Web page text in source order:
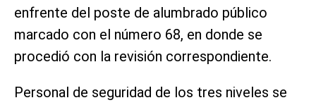
enfrente del poste de alumbrado público
marcado con el número 68, en donde se
procedió con la revisión correspondiente.
Personal de seguridad de los tres niveles se